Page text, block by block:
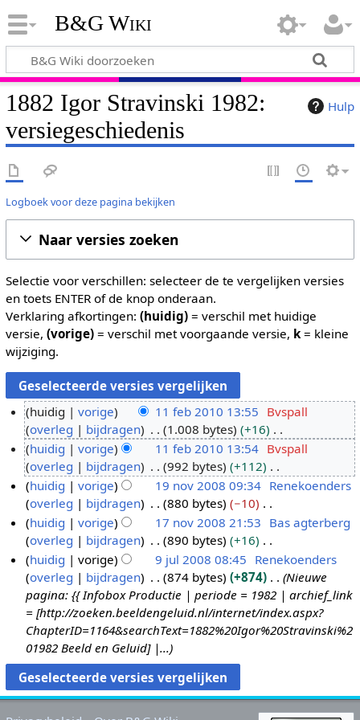
B&G Wiki
Hulp
1882 Igor Stravinski 1982:
versiegeschiedenis
Logboek voor deze pagina bekijken
Naar versies zoeken
Selectie voor verschillen: selecteer de te vergelijken versies
en toets ENTER of de knop onderaan.
Verklaring afkortingen: (huidig)= verschil met huidige
versie, (vorige)= verschil met voorgaande versie, k= kleine
wijziging.
1
e
2
1
huidig vorige 11 feb 2010 13:55 Bvspall
overleg
bijdragen 1.008 bytes
+16
G
e
e
n
b
e
w
e
r
k
n
s
s
huidig vorige 11 feb 2010 13:54 Bvspall
overleg
bijdragen 992 bytes
+112
G
e
e
n
b
e
w
e
r
k
i
n
g
9
o
huidig vorige 19 nov 2008 09:34 Renekoenders
overleg
bijdragen 880 bytes
−10
G
e
e
n
b
e
w
e
r
k
i
7
8
huidig vorige 17 nov 2008 21:53 Bas agterberg
overleg
bijdragen 890 bytes
+16
G
e
e
n
b
e
w
e
r
k
0
huidig vorige 9 jul 2008 08:45 Renekoenders
overleg
bijdragen 874 bytes +874
Nieuwe
pagina: {{ Infobox Productie | periode = 1982 | archief_link
= [http://zoeken.beeldengeluid.nl/internet/index.aspx?
ChapterID=1164&searchText=1882%20Igor%20Stravinski%2
01982 Beeld en Geluid] |...